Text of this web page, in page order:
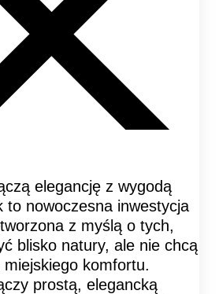
elegancję z wygodą
to nowoczesna inwestycja
z myślą o tych,
blisko natury, ale nie chcą
komfortu.
prostą, elegancką